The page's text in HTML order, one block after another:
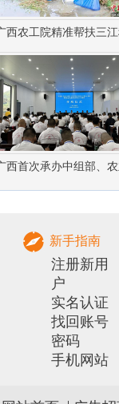
西农工院精准帮扶三
业振兴
西首次承办中组部、
农村实用人才 带头人
新手指南
注册新用
户
实名认证
找回账号
密码
手机网站